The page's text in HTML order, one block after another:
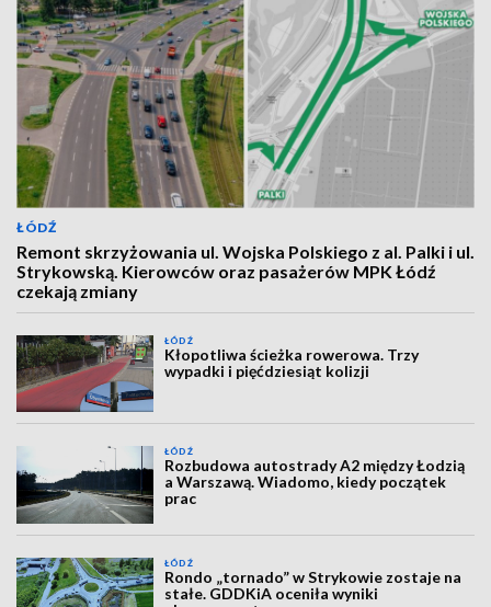
ŁÓDŹ
Remont skrzyżowania ul. Wojska Polskiego z al. Palki i ul.
Strykowską. Kierowców oraz pasażerów MPK Łódź
czekają zmiany
ŁÓDŹ
Kłopotliwa ścieżka rowerowa. Trzy
wypadki i pięćdziesiąt kolizji
ŁÓDŹ
Rozbudowa autostrady A2 między Łodzią
a Warszawą. Wiadomo, kiedy początek
prac
ŁÓDŹ
Rondo „tornado” w Strykowie zostaje na
stałe. GDDKiA oceniła wyniki